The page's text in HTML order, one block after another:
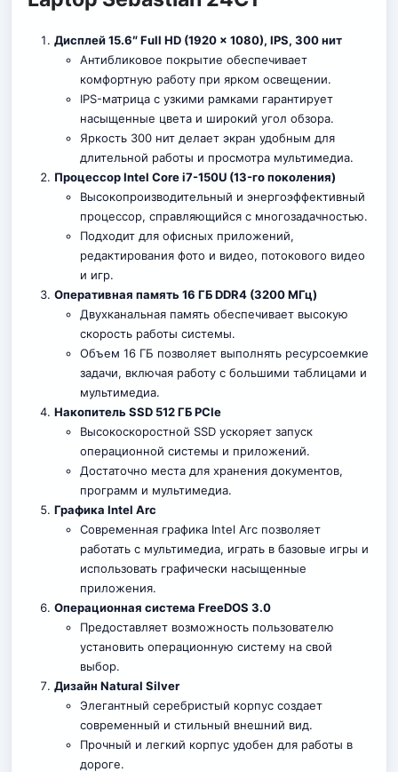
Дисплей 15.6″ Full HD (1920 x 1080), IPS, 300 нит
Антибликовое покрытие обеспечивает
комфортную работу при ярком освещении.
IPS-матрица с узкими рамками гарантирует
насыщенные цвета и широкий угол обзора.
Яркость 300 нит делает экран удобным для
длительной работы и просмотра мультимедиа.
Процессор Intel Core i7-150U (13-го поколения)
Высокопроизводительный и энергоэффективный
процессор, справляющийся с многозадачностью.
Подходит для офисных приложений,
редактирования фото и видео, потокового видео
и игр.
Оперативная память 16 ГБ DDR4 (3200 МГц)
Двухканальная память обеспечивает высокую
скорость работы системы.
Объем 16 ГБ позволяет выполнять ресурсоемкие
задачи, включая работу с большими таблицами и
мультимедиа.
Накопитель SSD 512 ГБ PCIe
Высокоскоростной SSD ускоряет запуск
операционной системы и приложений.
Достаточно места для хранения документов,
программ и мультимедиа.
Графика Intel Arc
Современная графика Intel Arc позволяет
работать с мультимедиа, играть в базовые игры и
использовать графически насыщенные
приложения.
Операционная система FreeDOS 3.0
Предоставляет возможность пользователю
установить операционную систему на свой
выбор.
Дизайн Natural Silver
Элегантный серебристый корпус создает
современный и стильный внешний вид.
Прочный и легкий корпус удобен для работы в
дороге.